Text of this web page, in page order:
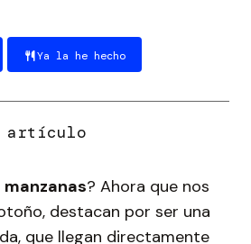
Ya la he hecho
manzanas? Ahora que nos
destacan por ser una
que llegan directamente